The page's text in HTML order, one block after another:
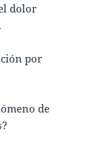
dolor
por
de